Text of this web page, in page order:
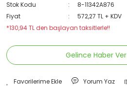
Stok Kodu
8-11342A876
Fiyat
572,27 TL + KDV
*130,94 TL den başlayan taksitlerle!!
Gelince Haber Ver
Yorum Yaz